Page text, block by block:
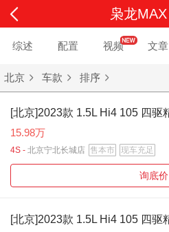
枭龙
综述 配置 视频 文章
北京 车款 排序
[北京]2023款 1.5L Hi4 105 四驱
15.98万
4S - 北京宁北长城店 售本市 现车充足
询底价
[北京]2023款 1.5L Hi4 105 四驱